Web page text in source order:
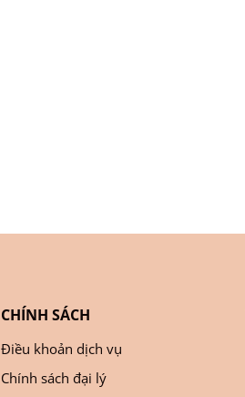
CHÍNH SÁCH
Điều khoản dịch vụ
Chính sách đại lý